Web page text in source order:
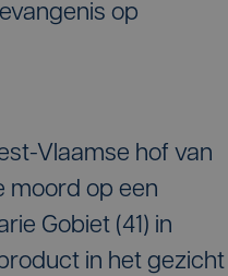
op
Vlaamse hof van
moord op een
Gobiet (41) in
in het gezicht